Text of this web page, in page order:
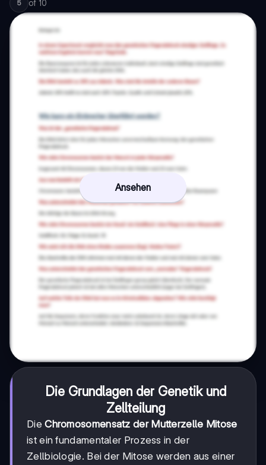
5 of 10
Ansehen
Die Grundlagen der Genetik und
Zellteilung
DieChromosomensatz der Mutterzelle Mitose
ist ein fundamentaler Prozess in der
Zellbiologie. Bei der Mitose werden aus einer